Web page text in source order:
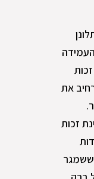
את
זכות
ששמגר